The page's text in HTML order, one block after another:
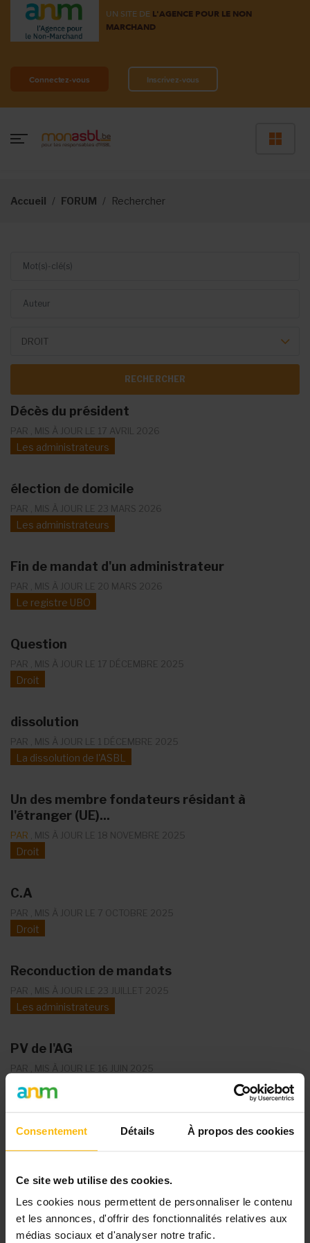
Consentement Détails À propos des cookies
Ce site web utilise des cookies.
Les cookies nous permettent de personnaliser le contenu
et les annonces, d'offrir des fonctionnalités relatives aux
médias sociaux et d'analyser notre trafic.
UN SITE DE L'AGENCE POUR LE NON
MARCHAND
Connectez-vous Inscrivez-vous
Accueil FORUM Rechercher
DROIT
Décès du président
PAR , MIS À JOUR LE 17 AVRIL 2026
Les administrateurs
élection de domicile
PAR , MIS À JOUR LE 23 MARS 2026
Les administrateurs
Fin de mandat d'un administrateur
PAR , MIS À JOUR LE 20 MARS 2026
Le registre UBO
Question
PAR , MIS À JOUR LE 17 DÉCEMBRE 2025
Droit
dissolution
PAR , MIS À JOUR LE 1 DÉCEMBRE 2025
La dissolution de l'ASBL
Un des membre fondateurs résidant à
l'étranger (UE)...
PAR , MIS À JOUR LE 18 NOVEMBRE 2025
Droit
C.A
PAR , MIS À JOUR LE 7 OCTOBRE 2025
Droit
Reconduction de mandats
PAR , MIS À JOUR LE 23 JUILLET 2025
Les administrateurs
PV de l'AG
PAR , MIS À JOUR LE 16 JUIN 2025
L'assemblée générale
Convoquer 2 O.A. le même jour
Pages
1 2 3 4 5 6 … suivant ›